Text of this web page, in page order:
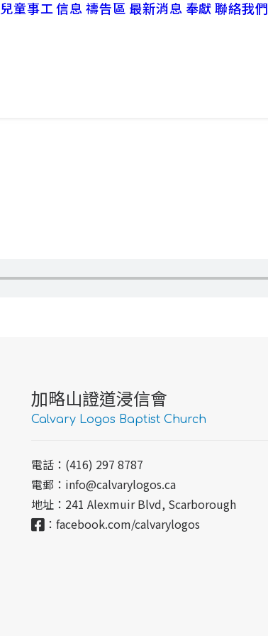
兒童事工信息 禱告區 最新消息 奉獻 聯絡我們
加略山證道浸信會
Calvary Logos Baptist Church
電話：(416) 297 8787
電郵： info@calvarylogos.ca
地址： 241 Alexmuir Blvd, Scarborough
： facebook.com/calvarylogos